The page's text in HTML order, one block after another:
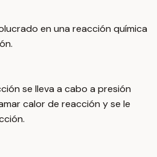
en una reacción química
se lleva a cabo a presión
calor de reacción y se le